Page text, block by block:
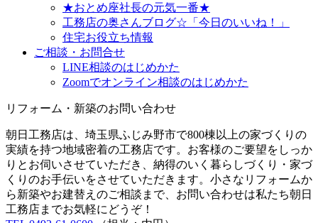
★おとめ座社長の元気一番★
工務店の奥さんブログ☆「今日のいいね！」
住宅お役立ち情報
ご相談・お問合せ
LINE相談のはじめかた
Zoomでオンライン相談のはじめかた
リフォーム・新築のお問い合わせ
朝日工務店は、埼玉県ふじみ野市で800棟以上の家づくりの
実績を持つ地域密着の工務店です。お客様のご要望をしっか
りとお伺いさせていただき、納得のいく暮らしづくり・家づ
くりのお手伝いをさせていただきます。小さなリフォームか
ら新築やお建替えのご相談まで、お問い合わせは私たち朝日
工務店までお気軽にどうぞ！